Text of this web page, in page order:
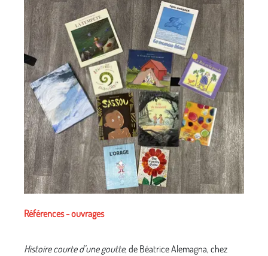
Références - ouvrages
Histoire courte d’une goutte, de Béatrice Alemagna, chez